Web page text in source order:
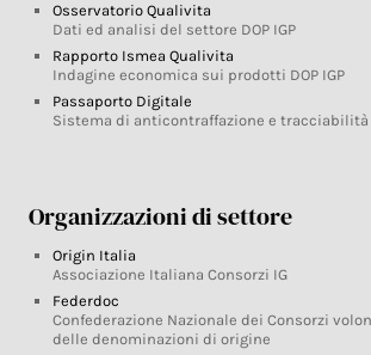
Osservatorio Qualivita
Dati ed analisi del settore DOP IGP
Rapporto Ismea Qualivita
Indagine economica sui prodotti DOP IGP
Passaporto Digitale
Sistema di anticontraffazione e tracciabilità
Organizzazioni di settore
Origin Italia
Associazione Italiana Consorzi IG
Federdoc
Confederazione Nazionale dei Consorzi
delle denominazioni di origine